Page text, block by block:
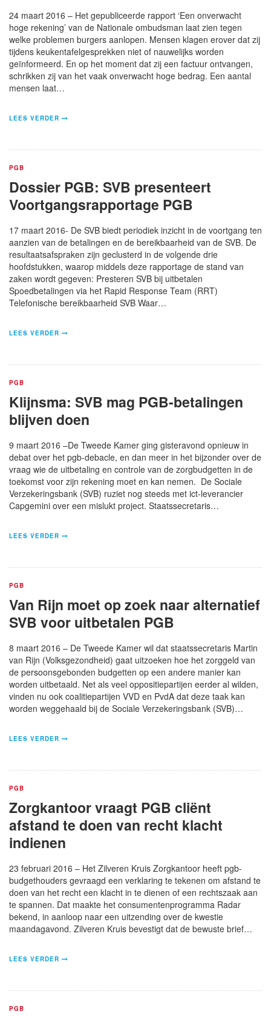
24 maart 2016 – Het gepubliceerde rapport ‘Een onverwacht
hoge rekening’ van de Nationale ombudsman laat zien tegen
welke problemen burgers aanlopen. Mensen klagen erover dat zij
tijdens keukentafelgesprekken niet of nauwelijks worden
geïnformeerd. En op het moment dat zij een factuur ontvangen,
schrikken zij van het vaak onverwacht hoge bedrag. Een aantal
mensen laat…
LEES VERDER
PGB
Dossier PGB: SVB presenteert
Voortgangsrapportage PGB
17 maart 2016- De SVB biedt periodiek inzicht in de voortgang ten
aanzien van de betalingen en de bereikbaarheid van de SVB. De
resultaatsafspraken zijn geclusterd in de volgende drie
hoofdstukken, waarop middels deze rapportage de stand van
zaken wordt gegeven: Presteren SVB bij uitbetalen
Spoedbetalingen via het Rapid Response Team (RRT)
Telefonische bereikbaarheid SVB Waar…
LEES VERDER
PGB
Klijnsma: SVB mag PGB-betalingen
blijven doen
9 maart 2016 –De Tweede Kamer ging gisteravond opnieuw in
debat over het pgb-debacle, en dan meer in het bijzonder over de
vraag wie de uitbetaling en controle van de zorgbudgetten in de
toekomst voor zijn rekening moet en kan nemen. De Sociale
Verzekeringsbank (SVB) ruziet nog steeds met ict-leverancier
Capgemini over een mislukt project. Staatssecretaris…
LEES VERDER
PGB
Van Rijn moet op zoek naar alternatief
SVB voor uitbetalen PGB
8 maart 2016 – De Tweede Kamer wil dat staatssecretaris Martin
van Rijn (Volksgezondheid) gaat uitzoeken hoe het zorggeld van
de persoonsgebonden budgetten op een andere manier kan
worden uitbetaald. Net als veel oppositiepartijen eerder al wilden,
vinden nu ook coalitiepartijen VVD en PvdA dat deze taak kan
worden weggehaald bij de Sociale Verzekeringsbank (SVB)…
LEES VERDER
PGB
Zorgkantoor vraagt PGB cliënt
afstand te doen van recht klacht
indienen
23 februari 2016 – Het Zilveren Kruis Zorgkantoor heeft pgb-
budgethouders gevraagd een verklaring te tekenen om afstand te
doen van het recht een klacht in te dienen of een rechtszaak aan
te spannen. Dat maakte het consumentenprogramma Radar
bekend, in aanloop naar een uitzending over de kwestie
maandagavond. Zilveren Kruis bevestigt dat de bewuste brief…
LEES VERDER
PGB